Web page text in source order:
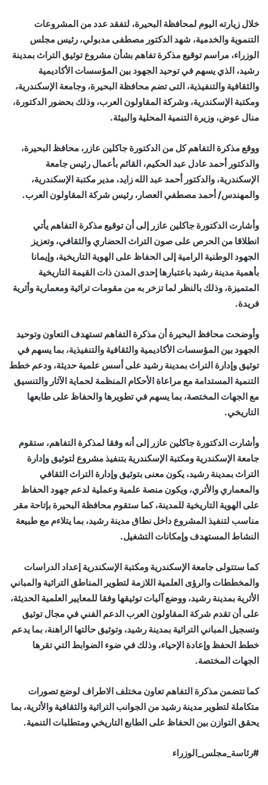
خلال زيارته اليوم لمحافظة البحيرة، لتفقد عدد من المشروعات
التنموية والخدمية، شهد الدكتور مصطفى مدبولي، رئيس مجلس
الوزراء، مراسم توقيع مذكرة تفاهم بشأن مشروع توثيق التراث بمدينة
رشيد، الذي يسهم في توحيد الجهود بين المؤسسات الأكاديمية
والثقافية والتنفيذية، التى تضم محافظة البحيرة، وجامعة الإسكندرية،
ومكتبة الإسكندرية، وشركة المقاولون العرب، وذلك بحضور الدكتورة،
منال عوض، وزيرة التنمية المحلية والبيئة.
ووقع مذكرة التفاهم كل من الدكتورة جاكلين عازر، محافظ البحيرة،
والدكتور أحمد عادل عبد الحكيم، القائم بأعمال رئيس جامعة
الإسكندرية، والدكتور أحمد عبد الله زايد، مدير مكتبة الإسكندرية،
والمهندس/ أحمد مصطفي العصار، رئيس شركة المقاولون العرب.
وأشارت الدكتورة جاكلين عازر إلى أن توقيع مذكرة التفاهم يأتي
انطلاقا من الحرص على صون التراث الحضاري والثقافي، وتعزيز
الجهود الوطنية الرامية إلى الحفاظ على الهوية التاريخية، وإيمانا
بأهمية مدينة رشيد باعتبارها إحدى المدن ذات القيمة التاريخية
المتميزة، وذلك بالنظر لما تزخر به من مقومات تراثية ومعمارية وأثرية
فريدة.
وأوضحت محافظ البحيرة أن مذكرة التفاهم تستهدف التعاون وتوحيد
الجهود بين المؤسسات الأكاديمية والثقافية والتنفيذية، بما يسهم في
توثيق وإدارة التراث بمدينة رشيد على أسس علمية حديثة، ودعم خطط
التنمية المستدامة مع مراعاة الأحكام المنظمة لحماية الآثار والتنسيق
مع الجهات المختصة، بما يسهم في تطويرها والحفاظ على طابعها
التاريخي.
وأشارت الدكتورة جاكلين عازر إلى أنه وفقا لمذكرة التفاهم، ستقوم
جامعة الإسكندرية ومكتبة الإسكندرية بتنفيذ مشروع لتوثيق وإدارة
التراث بمدينة رشيد، يكون معنى بتوثيق وإدارة التراث الثقافي
والمعماري والأثري، ويكون منصة علمية وعملية لدعم جهود الحفاظ
على الهوية التاريخية للمدينة، كما ستقوم محافظة البحيرة بإتاحة مقر
مناسب لتنفيذ المشروع داخل نطاق مدينة رشيد، بما يتلاءم مع طبيعة
النشاط المستهدف وإمكانات التشغيل.
كما ستتولى جامعة الإسكندرية ومكتبة الإسكندرية إعداد الدراسات
والمخططات والرؤى العلمية اللازمة لتطوير المناطق التراثية والمباني
الأثرية بمدينة رشيد، ووضع آليات توثيقها وفقا للمعايير العلمية الحديثة،
على أن تقدم شركة المقاولون العرب الدعم الفني في مجال توثيق
وتسجيل المباني التراثية بمدينة رشيد، وتوثيق حالتها الراهنة، بما يدعم
خطط الحفظ وإعادة الإحياء، وذلك في ضوء الضوابط التي تقرها
الجهات المختصة.
كما تتضمن مذكرة التفاهم تعاون مختلف الاطراف لوضع تصورات
متكاملة لتطوير مدينة رشيد من الجوانب التراثية والثقافية والأثرية، بما
يحقق التوازن بين الحفاظ على الطابع التاريخي ومتطلبات التنمية.
#رئاسة_مجلس_الوزراء